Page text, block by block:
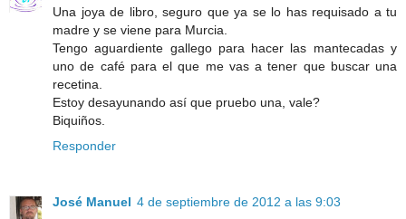
Una joya de libro, seguro que ya se lo has requisado a tu
madre y se viene para Murcia.
Tengo aguardiente gallego para hacer las mantecadas y
uno de café para el que me vas a tener que buscar una
recetina.
Estoy desayunando así que pruebo una, vale?
Biquiños.
Responder
José Manuel 4 de septiembre de 2012 a las 9:03